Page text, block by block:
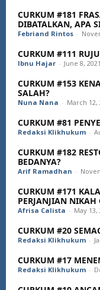
CURKUM #181
DIBATALKAN, APA
Febriand Rintos -
CURKUM #111
Ibnu Hajar - June 8, 2021
CURKUM #153
SALAH?
Nuna Nana - March 12,
CURKUM #81
Redaksi Klikhukum -
CURKUM #182
BEDANYA?
Arif Ramadhan -
CURKUM #171
PERJANJIAN NIKAH
Afrisa Calista - May 13,
CURKUM #20
Redaksi Klikhukum -
CURKUM #17
Redaksi Klikhukum -